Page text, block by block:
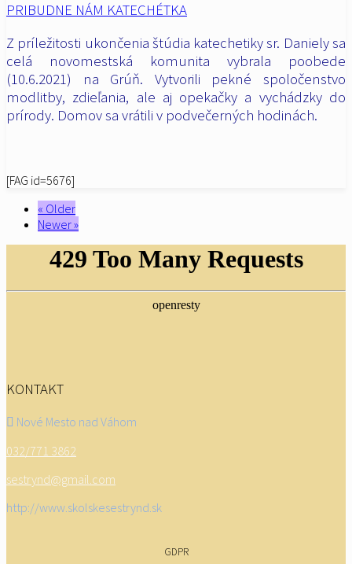
PRIBUDNE NÁM KATECHÉTKA
Z príležitosti ukončenia štúdia katechetiky sr. Daniely sa
celá novomestská komunita vybrala poobede
(10.6.2021) na Grúň. Vytvorili pekné spoločenstvo
modlitby, zdieľania, ale aj opekačky a vychádzky do
prírody. Domov sa vrátili v podvečerných hodinách.
[FAG id=5676]
« Older
Newer »
KONTAKT
Nové Mesto nad Váhom
032/771 3862
sestrynd@gmail.com
http://www.skolskesestrynd.sk
GDPR